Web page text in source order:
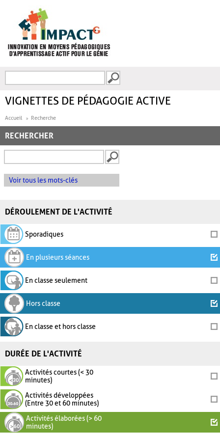
FORMULAIRE DE
VIGNETTES DE PÉDAGOGIE ACTIVE
Accueil Recherche
RECHERCHER
Voir tous les mots-clés
DÉROULEMENT DE L'ACTIVITÉ
Sporadiques
En plusieurs séances
En classe seulement
Hors classe
En classe et hors classe
DURÉE DE L'ACTIVITÉ
Activités courtes (< 30
minutes)
Activités développées
(Entre 30 et 60 minutes)
Activités élaborées (> 60
minutes)